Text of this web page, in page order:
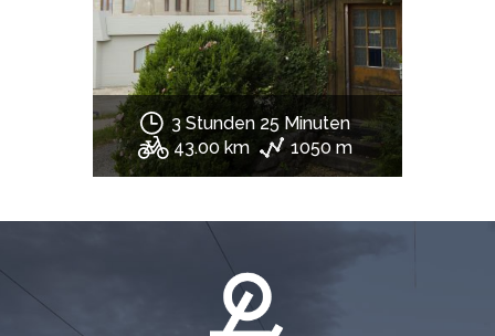
3 Stunden 25 Minuten
43.00 km
1050 m